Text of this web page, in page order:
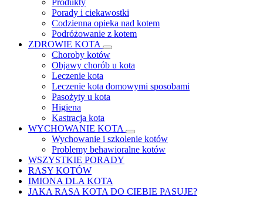
Produkty
Porady i ciekawostki
Codzienna opieka nad kotem
Podróżowanie z kotem
ZDROWIE KOTA
Choroby kotów
Objawy chorób u kota
Leczenie kota
Leczenie kota domowymi sposobami
Pasożyty u kota
Higiena
Kastracja kota
WYCHOWANIE KOTA
Wychowanie i szkolenie kotów
Problemy behawioralne kotów
WSZYSTKIE PORADY
RASY KOTÓW
IMIONA DLA KOTA
JAKA RASA KOTA DO CIEBIE PASUJE?